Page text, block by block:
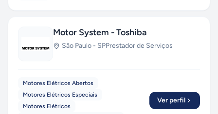
Motor System - Toshiba
São Paulo - SPPrestador de Serviços
Motores Elétricos Abertos
Motores Elétricos Especiais
Motores Elétricos
Ver perfil